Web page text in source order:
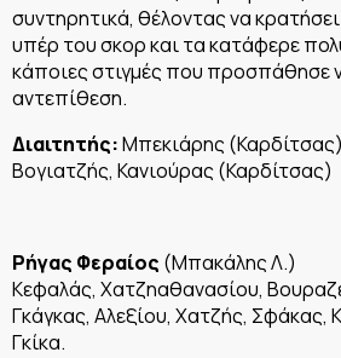
συντηρητικά, θέλοντας να
υπέρ του σκορ και τα κατάφερε
κάποιες στιγμές που προσπάθησε
αντεπίθεση.
Διαιτητής:Μπεκιάρης (Καρδίτσας)
Βογιατζής, Κανιούρας (Καρδίτσας)
Ρήγας Φεραίος (Μπακάλης Λ.)
Κεφαλάς, Χατζηαθανασίου,
Γκάγκας, Αλεξίου, Χατζής, Σφάκας,
Γκίκα.